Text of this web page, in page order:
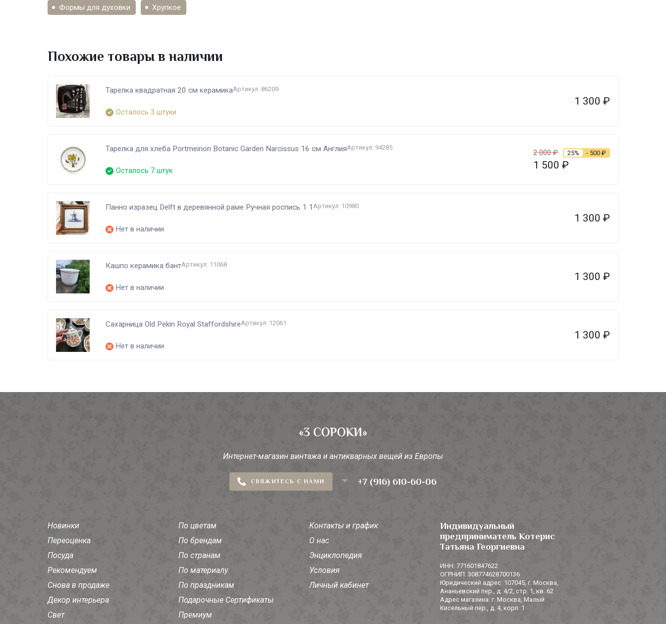
Формы для духовки Хрупкое
Похожие товары в наличии
Тарелка квадратная 20 см керамикаАртикул: 86209
Осталось 3 штуки
1 300 ₽
Тарелка для хлеба Portmeirion Botanic Garden Narcissus 16 см АнглияАртикул: 94285
Осталось 7 штук
2 000₽ 25% - 500 ₽
1 500 ₽
Панно изразец Delft в деревянной раме Ручная роспись 1 1 Артикул: 10980
Нет в наличии
1 300 ₽
Кашпо керамика бантАртикул: 11068
Нет в наличии
1 300 ₽
Сахарница Old Pekin Royal StaffordshireАртикул: 12061
Нет в наличии
1 300 ₽
«3 СОРОКИ»
Интернет-магазин винтажа и антикварных вещей из Европы
СВЯЖИТЕСЬ С НАМИ +7 (916) 610-60-06
Новинки
Переоценка
Посуда
Рекомендуем
Снова в продаже
Декор интерьера
Свет
По цветам
По брендам
По странам
По материалу
По праздникам
Подарочные Сертификаты
Премиум
Контакты и график
О нас
Энциклопедия
Условия
Личный кабинет
Индивидуальный
предприниматель Котерис
Татьяна Георгиевна
ИНН: 771601847622
ОГРНИП: 308774628700136
Юридический адрес: 107045, г. Москва,
Ананьевский пер., д. 4/2, стр. 1, кв. 62
Адрес магазина: г. Москва, Малый
Кисельный пер., д. 4, корп. 1